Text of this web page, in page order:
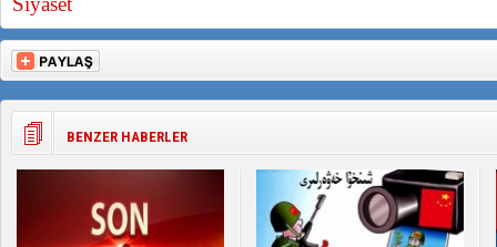
BENZER HABERLER